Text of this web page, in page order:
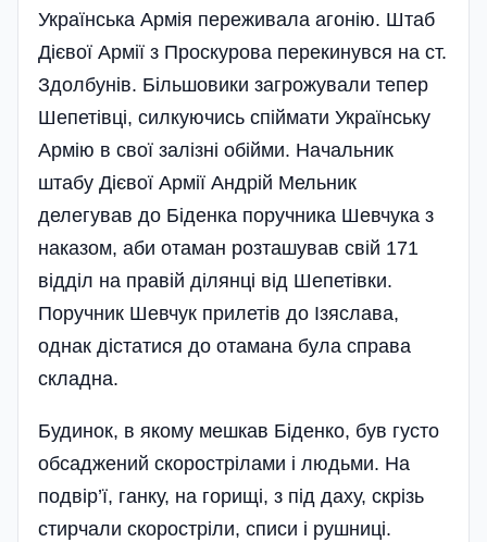
Українська Армія переживала агонію. Штаб
Дієвої Армії з Проскурова перекинувся на ст.
Здолбунів. Більшовики загрожували тепер
Шепетівці, силкуючись спіймати Українську
Армію в свої залізні обійми. Начальник
штабу Дієвої Армії Андрій Мельник
делегував до Біденка поручника Шевчука з
наказом, аби отаман розташував свій 171
відділ на правій ділянці від Шепетівки.
Поручник Шевчук прилетів до Ізяслава,
однак дістатися до отамана була справа
складна.
Будинок, в якому мешкав Біденко, був густо
обсаджений скорострілами і людьми. На
подвір’ї, ганку, на горищі, з під даху, скрізь
стирчали скоростріли, списи і рушниці.